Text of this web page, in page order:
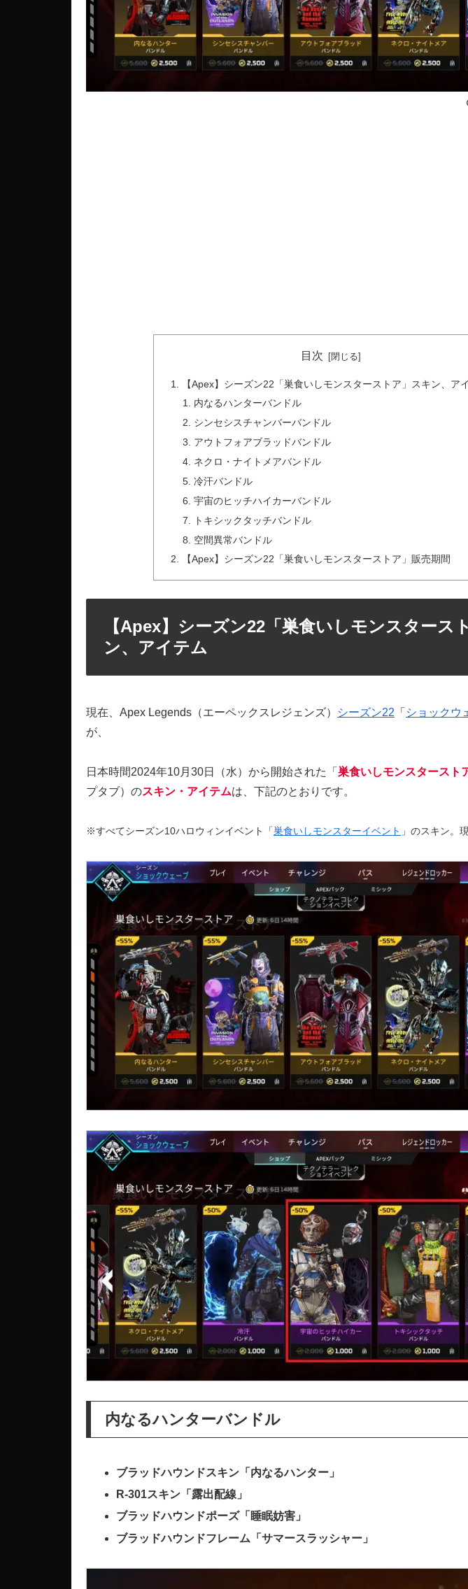
目次
【Apex】シーズン22「巣食いしモンスターストア」スキン、ア
内なるハンターバンドル
シンセシスチャンバーバンドル
アウトフォアブラッドバンドル
ネクロ・ナイトメアバンドル
冷汗バンドル
宇宙のヒッチハイカーバンドル
トキシックタッチバンドル
空間異常バンドル
【Apex】シーズン22「巣食いしモンスターストア」販売期間
【Apex】シーズン22「巣食いしモンスタース
ン、アイテム
現在、Apex Legends（エーペックスレジェンズ） シーズン22 「 ショックウ
が、
日本時間2024年10月30日（水）から開始された「 巣食いしモンスタースト
プタブ）のスキン・アイテムは、下記のとおりです。
※すべてシーズン10ハロウィンイベント「巣食いしモンスターイベント 」のスキン。
内なるハンターバンドル
ブラッドハウンドスキン「内なるハンター」
R-301スキン「露出配線」
ブラッドハウンドポーズ「睡眠妨害」
ブラッドハウンドフレーム「サマースラッシャー」